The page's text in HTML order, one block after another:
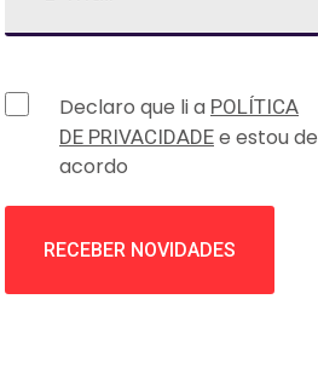
Declaro que li a POLÍTICA
DE PRIVACIDADE e estou de
acordo